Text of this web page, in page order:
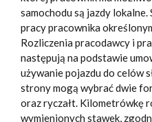
samochodu są jazdy
pracy pracownika
Rozliczenia pracodawcy i
następują na podstawie
używanie pojazdu do celów
strony mogą wybrać dwie
oraz ryczałt. Kilometrówkę
wymienionych stawek,